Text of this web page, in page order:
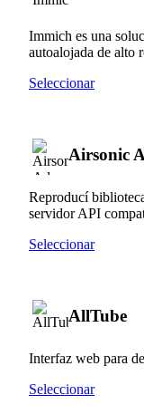
Immich es una
autoalojada de alto
Seleccionar
Airsonic
Reproducí
servidor API
Seleccionar
AllTube
Interfaz web para
Seleccionar